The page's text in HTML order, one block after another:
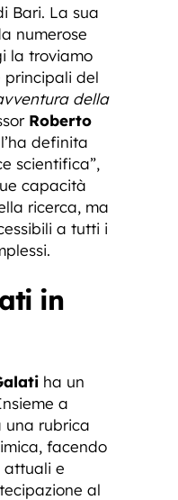
Bari. La sua
numerose
la troviamo
principali del
della
Roberto
definita
scientifica”,
capacità
ricerca, ma
a tutti i
in
ha un
a
una rubrica
facendo
attuali e
al